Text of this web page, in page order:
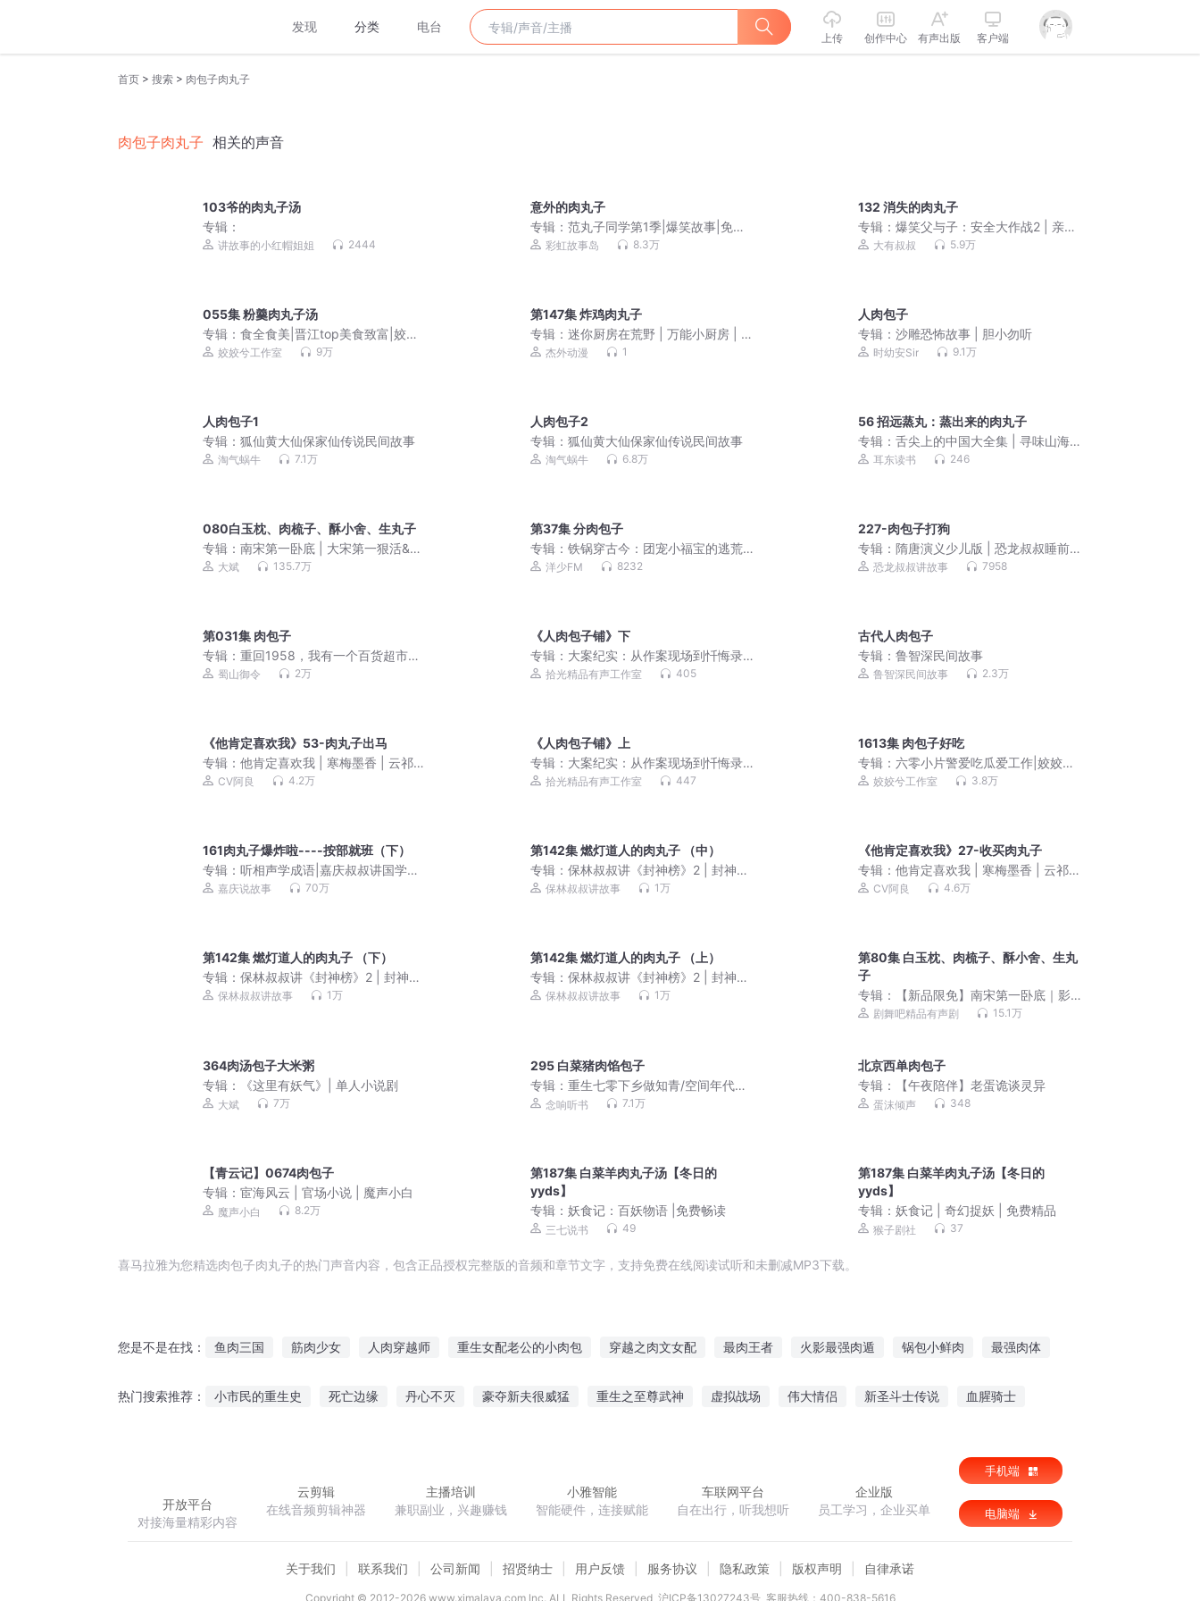
发现 分类 电台
上传 创作中心 有声出版 客户端
首页 > 搜索 > 肉包子肉丸子
肉包子肉丸子 相关的声音
103爷的肉丸子汤
专辑：
讲故事的小红帽姐姐 2444
意外的肉丸子
专辑：范丸子同学第1季|爆笑故事|免费
收听彩虹故事岛 8.3万
132 消失的肉丸子
专辑：爆笑父与子：安全大作战2 | 亲子
笑话|睡前故事
大有叔叔 5.9万
055集 粉羹肉丸子汤
专辑： 食全食美|晋江top美食致富|姣姣
兮少地瓜治愈轻松
姣姣兮工作室 9万
第147集 炸鸡肉丸子
专辑：迷你厨房在荒野 | 万能小厨房 | 美
食治愈
杰外动漫 1
人肉包子
专辑：沙雕恐怖故事 | 胆小勿听
时幼安Sir 9.1万
人肉包子1
专辑： 狐仙黄大仙保家仙传说民间故事
淘气蜗牛 7.1万
人肉包子2
专辑：狐仙黄大仙保家仙传说民间故事
淘气蜗牛 6.8万
56 招远蒸丸：蒸出来的肉丸子
专辑：舌尖上的中国大全集 | 寻味山海 |
美食地图 | 食谱菜谱 | 耳东读书
耳东读书 246
080白玉枕、肉梳子、酥小舍、生丸子
专辑： 南宋第一卧底 | 大宋第一狠活&穿
越权谋&大斌多人剧
大斌 135.7万
第37集 分肉包子
专辑：铁锅穿古今：团宠小福宝的逃荒
日常丨甜宠丨萌宝丨种田日常丨多人有
洋少FM 8232
227-肉包子打狗
专辑：隋唐演义少儿版 | 恐龙叔叔睡前
故事恐龙叔叔讲故事 7958
第031集 肉包子
专辑： 重回1958，我有一个百货超市丨
家长里短＆怀旧岁月＆金手指丨VIP免费
蜀山御令 2万
《人肉包子铺》下
专辑： 大案纪实：从作案现场到忏悔录 |
剖开罪恶深渊
拾光精品有声工作室 405
古代人肉包子
专辑：鲁智深民间故事
鲁智深民间故事 2.3万
《他肯定喜欢我》53-肉丸子出马
专辑： 他肯定喜欢我 | 寒梅墨香 | 云祁&
阿良| 双男主爱情小喜剧
CV阿良 4.2万
《人肉包子铺》上
专辑： 大案纪实：从作案现场到忏悔录 |
剖开罪恶深渊
拾光精品有声工作室 447
1613集 肉包子好吃
专辑：六零小片警爱吃瓜爱工作|姣姣兮
香酥栗|筒子楼生活
姣姣兮工作室 3.8万
161肉丸子爆炸啦----按部就班（下）
专辑： 听相声学成语|嘉庆叔叔讲国学系
列 嘉庆说故事 70万
第142集 燃灯道人的肉丸子 （中）
专辑：保林叔叔讲《封神榜》2 | 封神演
义 保林叔叔讲故事 1万
《他肯定喜欢我》27-收买肉丸子
专辑：他肯定喜欢我 | 寒梅墨香 | 云祁&
阿良| 双男主爱情小喜剧
CV阿良 4.6万
第142集 燃灯道人的肉丸子 （下）
专辑： 保林叔叔讲《封神榜》2 | 封神演
义 保林叔叔讲故事 1万
第142集 燃灯道人的肉丸子 （上）
专辑：保林叔叔讲《封神榜》2 | 封神演
义 保林叔叔讲故事 1万
第80集 白玉枕、肉梳子、酥小舍、生丸
子
专辑：
【新品限免】南宋第一卧底｜影
视《鬼樊楼》原著｜龙渊
剧舞吧精品有声剧 15.1万
364肉汤包子大米粥
专辑：
《这里有妖气》| 单人小说剧
大斌 7万
295 白菜猪肉馅包子
专辑：重生七零下乡做知青/空间年代文/
多人有声剧
念响听书 7.1万
北京西单肉包子
专辑：
【午夜陪伴】老蛋诡谈灵异
蛋沫倾声 348
【青云记】0674肉包子
专辑： 宦海风云 | 官场小说 | 魔声小白
魔声小白 8.2万
第187集 白菜羊肉丸子汤【冬日的
yyds】
专辑：妖食记：百妖物语 |免费畅读
三七说书 49
第187集 白菜羊肉丸子汤【冬日的
yyds】
专辑：妖食记 | 奇幻捉妖 | 免费精品
猴子剧社 37
喜马拉雅为您精选肉包子肉丸子的热门声音内容，包含正品授权完整版的音频和章节文字，支持免费在线阅读试听和未删减MP3下载。
您是不是在找： 鱼肉三国 筋肉少女 人肉穿越师 重生女配老公的小肉包 穿越之肉文女配 最肉王者 火影最强肉遁 锅包小鲜肉 最强肉体
热门搜索推荐： 小市民的重生史 死亡边缘 丹心不灭 豪夺新夫很威猛 重生之至尊武神 虚拟战场 伟大情侣 新圣斗士传说 血腥骑士
开放平台
对接海量精彩内容
云剪辑
在线音频剪辑神器
主播培训
兼职副业，兴趣赚钱
小雅智能
智能硬件，连接赋能
车联网平台
自在出行，听我想听
企业版
员工学习，企业买单
手机端
电脑端
关于我们 联系我们 公司新闻 招贤纳士 用户反馈 服务协议 隐私政策 版权声明 自律承诺
Copyright © 2012-2026www.ximalaya.com lnc. ALL Rights Reserved 沪ICP备13027243号 客服热线：400-838-5616